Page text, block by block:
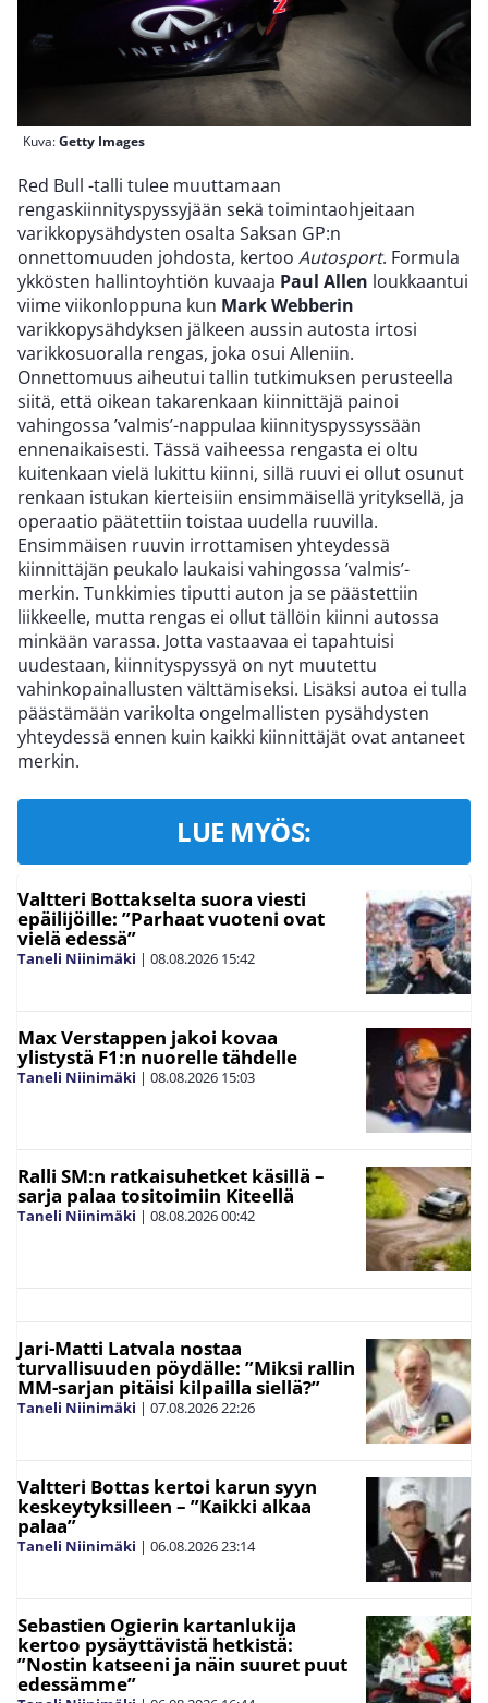
Kuva:Getty Images
Red Bull -talli tulee muuttamaan
rengaskiinnityspyssyjään sekä toimintaohjeitaan
varikkopysähdysten osalta Saksan GP:n
onnettomuuden johdosta, kertoo Autosport. Formula
ykkösten hallintoyhtiön kuvaaja Paul Allen loukkaantui
viime viikonloppuna kun Mark Webberin
varikkopysähdyksen jälkeen aussin autosta irtosi
varikkosuoralla rengas, joka osui Alleniin.
Onnettomuus aiheutui tallin tutkimuksen perusteella
siitä, että oikean takarenkaan kiinnittäjä painoi
vahingossa ’valmis’-nappulaa kiinnityspyssyssään
ennenaikaisesti. Tässä vaiheessa rengasta ei oltu
kuitenkaan vielä lukittu kiinni, sillä ruuvi ei ollut osunut
renkaan istukan kierteisiin ensimmäisellä yrityksellä, ja
operaatio päätettiin toistaa uudella ruuvilla.
Ensimmäisen ruuvin irrottamisen yhteydessä
kiinnittäjän peukalo laukaisi vahingossa ’valmis’-
merkin. Tunkkimies tiputti auton ja se päästettiin
liikkeelle, mutta rengas ei ollut tällöin kiinni autossa
minkään varassa. Jotta vastaavaa ei tapahtuisi
uudestaan, kiinnityspyssyä on nyt muutettu
vahinkopainallusten välttämiseksi. Lisäksi autoa ei tulla
päästämään varikolta ongelmallisten pysähdysten
yhteydessä ennen kuin kaikki kiinnittäjät ovat antaneet
merkin.
LUE MYÖS:
Valtteri Bottakselta suora viesti
epäilijöille: ”Parhaat vuoteni ovat
vielä edessä”
Taneli Niinimäki | 08.08.2026 15:42
Max Verstappen jakoi kovaa
ylistystä F1:n nuorelle tähdelle
Taneli Niinimäki | 08.08.2026 15:03
Ralli SM:n ratkaisuhetket käsillä –
sarja palaa tositoimiin Kiteellä
Taneli Niinimäki | 08.08.202600:42
Jari-Matti Latvala nostaa
turvallisuuden pöydälle: ”Miksi rallin
MM-sarjan pitäisi kilpailla siellä?”
Taneli Niinimäki | 07.08.202622:26
Valtteri Bottas kertoi karun syyn
keskeytyksilleen – ”Kaikki alkaa
palaa”
Taneli Niinimäki | 06.08.202623:14
Sebastien Ogierin kartanlukija
kertoo pysäyttävistä hetkistä:
”Nostin katseeni ja näin suuret puut
edessämme”